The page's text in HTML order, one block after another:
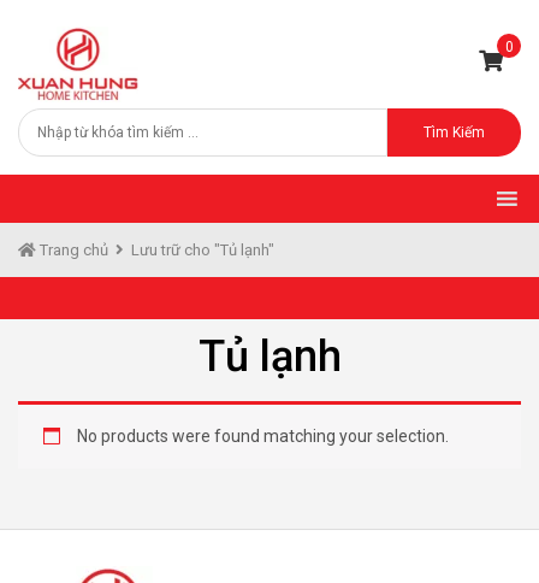
0
Tìm Kiếm
Trang chủ Lưu trữ cho "Tủ lạnh"
Tủ lạnh
No products were found matching your selection.